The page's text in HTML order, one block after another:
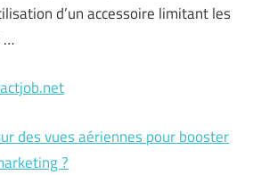
d’un accessoire limitant les
…
des vues aériennes pour booster
?